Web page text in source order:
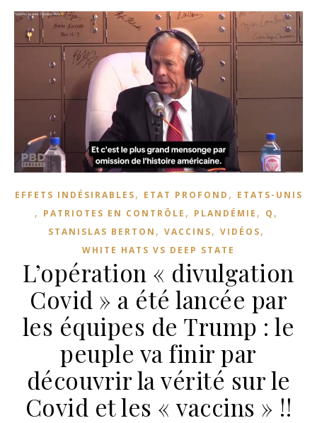
EFFETS INDÉSIRABLES, ETAT PROFOND , ETATS-UNIS
, PATRIOTES EN CONTRÔLE , PLANDÉMIE , Q ,
STANISLAS BERTON , VACCINS, VIDÉOS,
WHITE HATS VS DEEP STATE
L’opération « divulgation
Covid » a été lancée par
les équipes de Trump : le
peuple va finir par
découvrir la vérité sur le
Covid et les « vaccins » !!